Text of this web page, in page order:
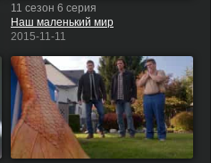
11 сезон 6 серия
Наш маленький мир
2015-11-11